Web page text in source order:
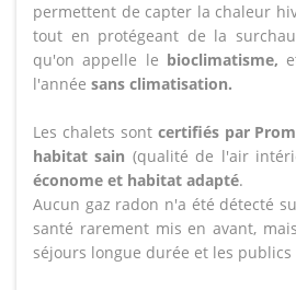
permettent de capter la chaleur
tout en protégeant de la
qu'on appelle le bioclimatisme,
l'année sans climatisation.
Les chalets sont certifiés par
habitat sain (qualité de l'air
économe et habitat adapté.
Aucun gaz radon n'a été détecté
santé rarement mis en avant,
séjours longue durée et les publics